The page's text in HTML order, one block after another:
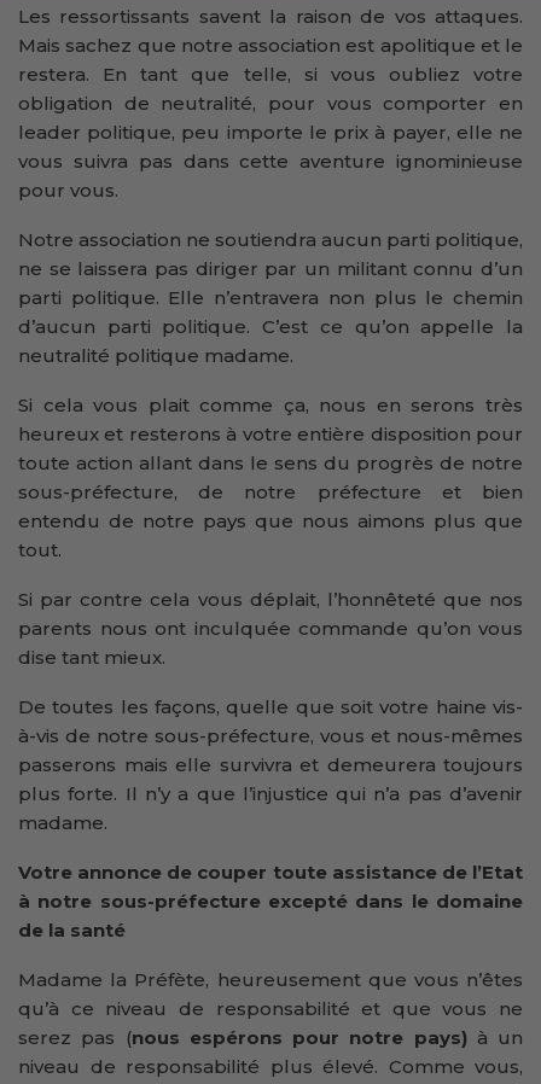
Les ressortissants savent la raison de vos attaques.
Mais sachez que notre association est apolitique et le
restera. En tant que telle, si vous oubliez votre
obligation de neutralité, pour vous comporter en
leader politique, peu importe le prix à payer, elle ne
vous suivra pas dans cette aventure ignominieuse
pour vous.
Notre association ne soutiendra aucun parti politique,
ne se laissera pas diriger par un militant connu d’un
parti politique. Elle n’entravera non plus le chemin
d’aucun parti politique. C’est ce qu’on appelle la
neutralité politique madame.
Si cela vous plait comme ça, nous en serons très
heureux et resterons à votre entière disposition pour
toute action allant dans le sens du progrès de notre
sous-préfecture, de notre préfecture et bien
entendu de notre pays que nous aimons plus que
tout.
Si par contre cela vous déplait, l’honnêteté que nos
parents nous ont inculquée commande qu’on vous
dise tant mieux.
De toutes les façons, quelle que soit votre haine vis-
à-vis de notre sous-préfecture, vous et nous-mêmes
passerons mais elle survivra et demeurera toujours
plus forte. Il n’y a que l’injustice qui n’a pas d’avenir
madame.
Votre annonce de couper toute assistance de l’Etat
à notre sous-préfecture excepté dans le domaine
de la santé
Madame la Préfète, heureusement que vous n’êtes
qu’à ce niveau de responsabilité et que vous ne
serez pas (nous espérons pour notre pays)à un
niveau de responsabilité plus élevé. Comme vous,